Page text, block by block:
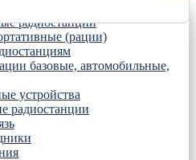
радиостанции
(рации)
базовые, автомобильные,
устройства
радиостанции